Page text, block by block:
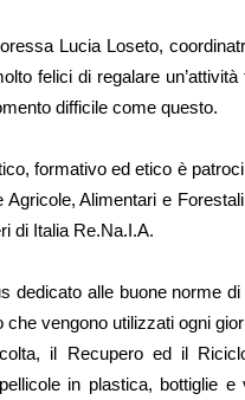
Lucia Loseto,
felici di regalare
difficile come questo.
formativo ed etico è
Alimentari e
di Italia Re.Na.I.A.
dedicato alle buone norme
vengono utilizzati ogni
il Recupero ed il
in plastica, bottiglie